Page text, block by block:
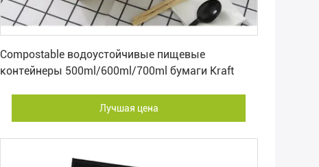
Compostable водоустойчивые пищевые
контейнеры 500ml/600ml/700ml бумаги Kraft
Лучшая цена